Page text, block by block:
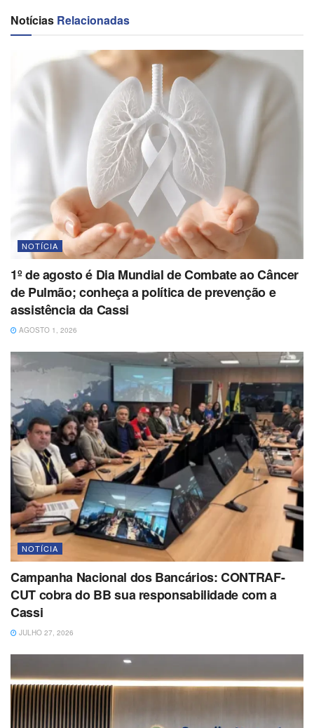
Notícias Relacionadas
NOTÍCIA
1º de agosto é Dia Mundial de Combate ao Câncer
de Pulmão; conheça a política de prevenção e
assistência da Cassi
AGOSTO 1, 2026
NOTÍCIA
Campanha Nacional dos Bancários: CONTRAF-
CUT cobra do BB sua responsabilidade com a
Cassi
JULHO 27, 2026